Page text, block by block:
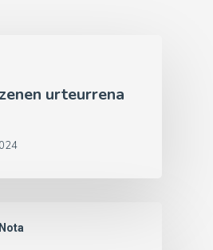
urteurrena
Nota